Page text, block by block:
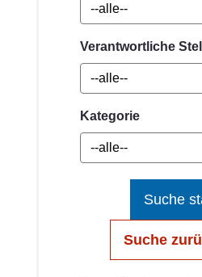
Verantwortliche
Kategorie
Suche
Suche